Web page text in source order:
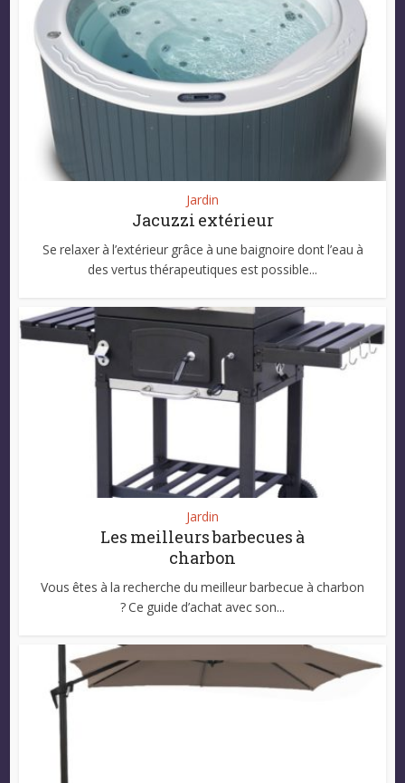
Jardin
Jacuzzi extérieur
Se relaxer à l’extérieur grâce à une baignoire dont l’eau à
des vertus thérapeutiques est possible...
Jardin
Les meilleurs barbecues à
charbon
Vous êtes à la recherche du meilleur barbecue à charbon
? Ce guide d’achat avec son...